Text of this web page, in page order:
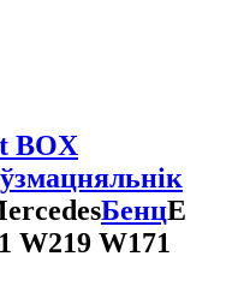
BOX
БенцE
W219 W171